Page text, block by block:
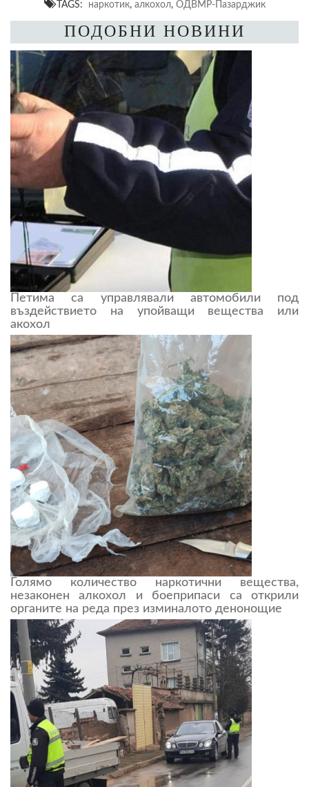
TAGS: наркотик, алкохол, ОДВМР-Пазарджик
ПОДОБНИ НОВИНИ
Петима са управлявали автомобили под
въздействието на упойващи вещества или
акохол
Голямо количество наркотични вещества,
незаконен алкохол и боеприпаси са открили
органите на реда през изминалото денонощие